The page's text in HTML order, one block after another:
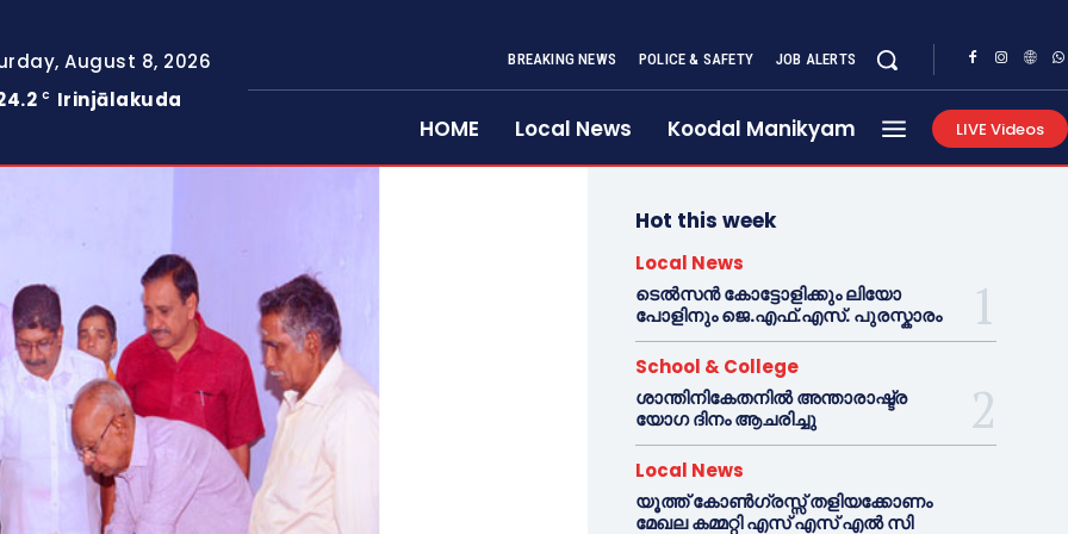
August 8, 2026
C Irinjālakuda
BREAKING NEWS POLICE & SAFETY JOB ALERTS
HOME Local News Koodal Manikyam LIVE Videos
Hot this week
Local News
ടെൽസൻ കോട്ടോളിക്കും ലിയോ
പോളിനും ജെ.എഫ്.എസ്. പുരസ്കാരം
School & College
ശാന്തിനികേതനിൽ അന്താരാഷ്ട്ര
യോഗ ദിനം ആചരിച്ചു
Local News
യൂത്ത് കോൺഗ്രസ്സ് തളിയക്കോണം
മേഖല കമ്മറ്റി എസ് എസ് എൽ സി